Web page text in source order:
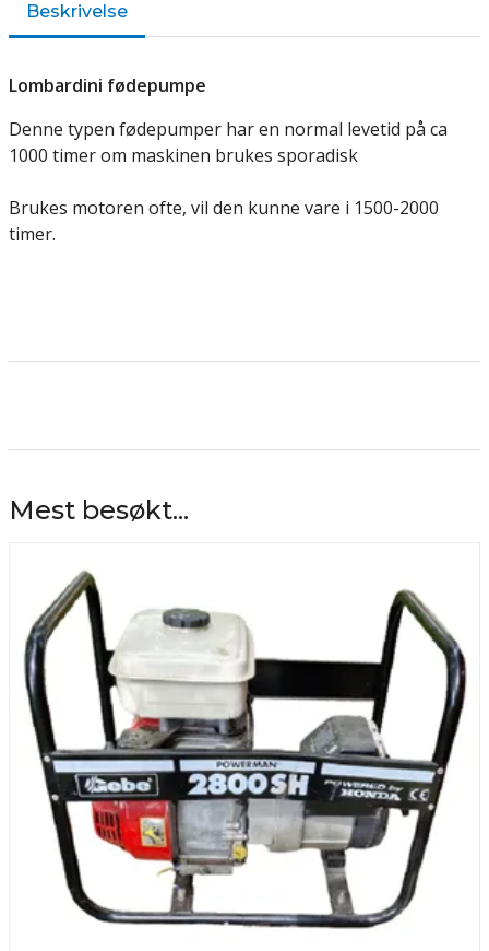
Beskrivelse
Lombardini fødepumpe
Denne typen fødepumper har en normal levetid på ca
1000 timer om maskinen brukes sporadisk
Brukes motoren ofte, vil den kunne vare i 1500-2000
timer.
Mest besøkt...